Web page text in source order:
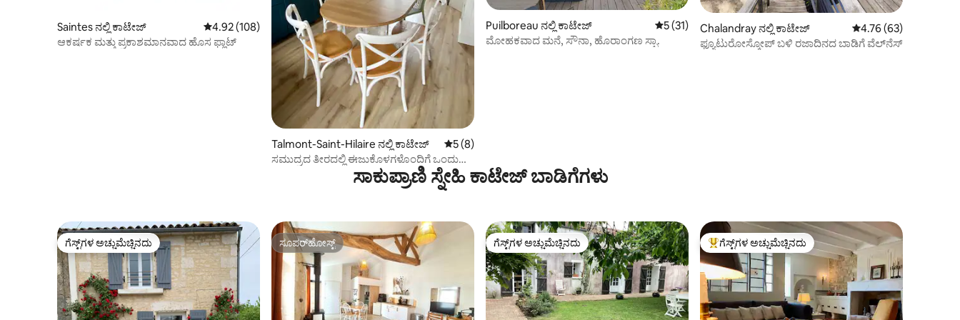
Saintes ನಲ್ಲಿ ಕಾಟೇಜ್ 5 ರಲ್ಲಿ 4.92 ಸರಾಸರಿ ರೇಟಿಂಗ್, 108 ವಿಮರ್ಶೆಗಳು
4.92 (108)
ಆಕರ್ಷಕ ಮತ್ತು ಪ್ರಕಾಶಮಾನವಾದ ಹೊಸ ಫ್ಲಾಟ್
Talmont-Saint-Hilaire ನಲ್ಲಿ ಕಾಟೇಜ್ 5 ರಲ್ಲಿ 5 ಸರಾಸರಿ ರೇಟಿಂಗ್, 8 ವಿಮರ್ಶೆಗಳು
5 (8)
ಸಮುದ್ರದ ತೀರದಲ್ಲಿ ಈಜುಕೊಳಗಳೊಂದಿಗೆ ಒಂದು
Puilboreau ನಲ್ಲಿ ಕಾಟೇಜ್ 5 ರಲ್ಲಿ 5 ಸರಾಸರಿ ರೇಟಿಂಗ್, 31 ವಿಮರ್ಶೆಗಳು
5 (31)
ಮೋಹಕವಾದ ಮನೆ, ಸೌನಾ, ಹೊರಾಂಗಣ ಸ್ಪಾ.
Chalandray ನಲ್ಲಿ ಕಾಟೇಜ್ 5 ರಲ್ಲಿ 4.76 ಸರಾಸರಿ
4.76 (63)
ಫ್ಯೂಟುರೋಸ್ಕೋಪ್ ಬಳಿ ರಜಾದಿನದ ಬಾಡಿಗೆ ವೆಲ್‌ನೆಸ್
ಸಾಕುಪ್ರಾಣಿ ಸ್ನೇಹಿ ಕಾಟೇಜ್ ಬಾಡಿಗೆಗಳು
ಗೆಸ್ಟ್‌ಗಳ ಅಚ್ಚುಮೆಚ್ಚಿನದು
ಗೆಸ್ಟ್‌ಗಳ ಅಚ್ಚುಮೆಚ್ಚಿನದು ಸೂಪರ್‌ಹೋಸ್ಟ್
ಸೂಪರ್‌ಹೋಸ್ಟ್ ಗೆಸ್ಟ್‌ಗಳ ಅಚ್ಚುಮೆಚ್ಚಿನದು
ಗೆಸ್ಟ್‌ಗಳ ಅಚ್ಚುಮೆಚ್ಚಿನದು ಗೆಸ್ಟ್‌ಗಳಿಗೆ ಅತಿ ಹೆಚ್ಚು ಅಚ್ಚುಮೆಚ್ಚಿನದು
ಗೆಸ್ಟ್‌ಗಳ ಅಚ್ಚುಮೆಚ್ಚಿನದು